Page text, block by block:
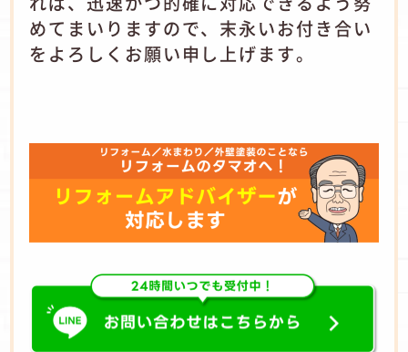
めてまいりますので、末永いお付き合い
をよろしくお願い申し上げます。